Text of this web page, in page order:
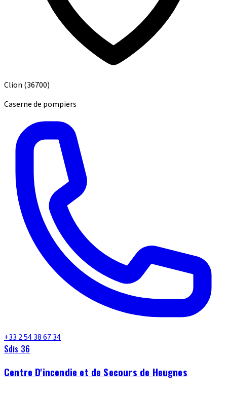
Clion (36700)
Caserne de pompiers
+33 2 54 38 67 34
Sdis 36
Centre D'incendie et de Secours de Heugnes